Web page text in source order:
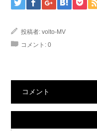
投稿者: volto-MV
コメント: 0
コメント